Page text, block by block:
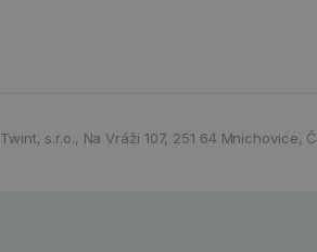
Twint, s.r.o., Na Vráži 107, 251 64 Mnichovice,